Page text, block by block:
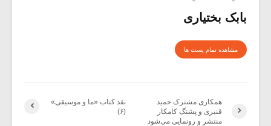
بابک بختیاری
مشاهده تمام پست ها
نقد کتاب «ما و موسیقی»
(۶)
همکاری مشترک حمید
قنبری و پشنگ کامکار
منتشر و رونمایی‌ می‌شود